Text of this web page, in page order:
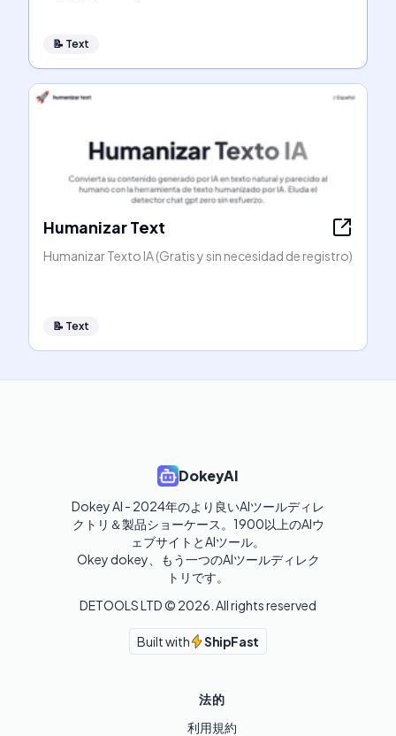
📝 Text
Humanizar Text
Humanizar Texto IA (Gratis y sin necesidad de registro)
📝 Text
DokeyAI
Dokey AI - 2024年のより良いAIツールディレ
クトリ＆製品ショーケース。1900以上のAIウ
ェブサイトとAIツール。
Okey dokey、もう一つのAIツールディレク
トリです。
DETOOLS LTD © 2026 . All rights reserved
Built with ShipFast
法的
利用規約